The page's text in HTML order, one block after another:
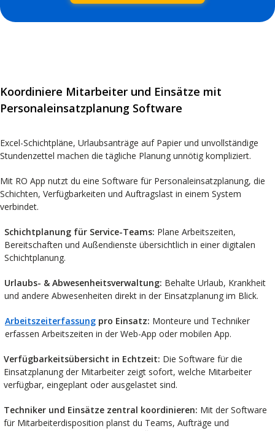
Koordiniere Mitarbeiter und Einsätze mit
Personaleinsatzplanung Software
Excel-Schichtpläne, Urlaubsanträge auf Papier und unvollständige
Stundenzettel machen die tägliche Planung unnötig kompliziert.
Mit RO App nutzt du eine Software für Personaleinsatzplanung, die
Schichten, Verfügbarkeiten und Auftragslast in einem System
verbindet.
Schichtplanung für Service-Teams: Plane Arbeitszeiten,
Bereitschaften und Außendienste übersichtlich in einer digitalen
Schichtplanung.
Urlaubs- & Abwesenheitsverwaltung: Behalte Urlaub, Krankheit
und andere Abwesenheiten direkt in der Einsatzplanung im Blick.
Arbeitszeiterfassungpro Einsatz: Monteure und Techniker
erfassen Arbeitszeiten in der Web-App oder mobilen App.
Verfügbarkeitsübersicht in Echtzeit: Die Software für die
Einsatzplanung der Mitarbeiter zeigt sofort, welche Mitarbeiter
verfügbar, eingeplant oder ausgelastet sind.
Techniker und Einsätze zentral koordinieren: Mit der Software
für Mitarbeiterdisposition planst du Teams, Aufträge und